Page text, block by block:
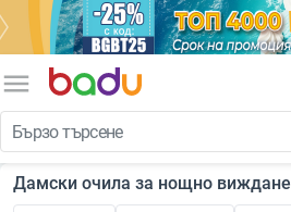
menu
Дамски очила за нощно виждане